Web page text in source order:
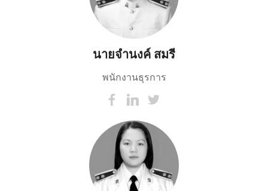
นายจำนงค์ สมรี
พนักงานธุรการ